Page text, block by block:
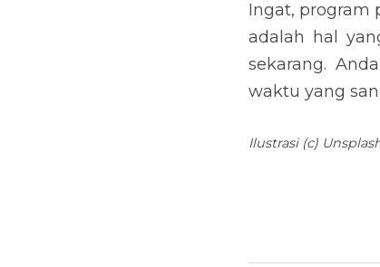
Ingat,
adalah hal
sekarang.
waktu yang
Ilustrasi (c)